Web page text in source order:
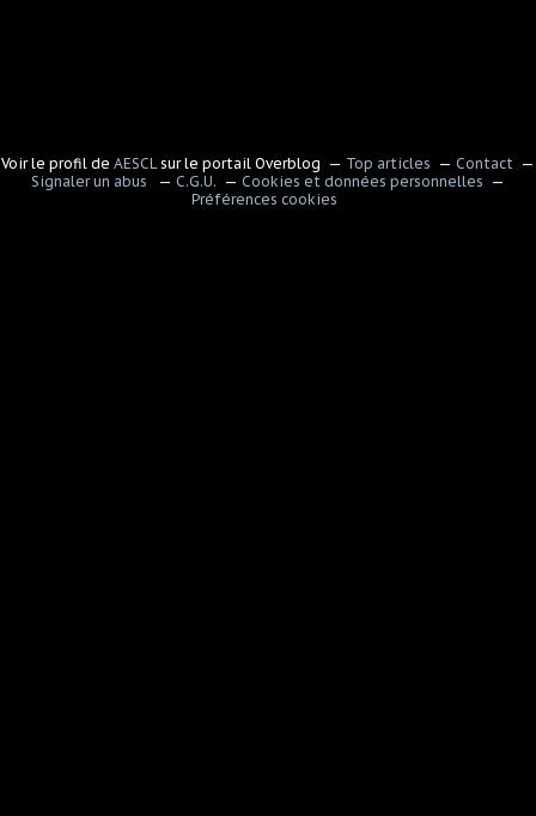
Voir le profil deAESCL sur le portail Overblog Top articles
Contact
Signaler un abus
C.G.U.
Cookies et données personnelles
Préférences cookies